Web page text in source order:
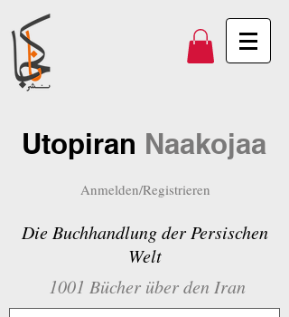
Utopiran Naakojaa
Anmelden/Registrieren
Die Buchhandlung der Persischen
Welt
1001 Bücher über den Iran